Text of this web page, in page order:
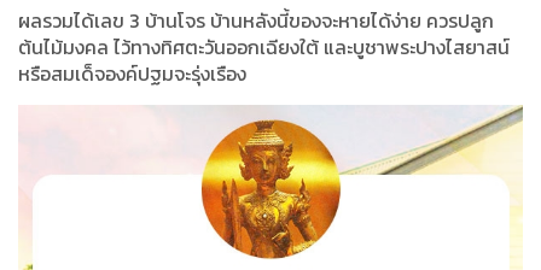
ผลรวมได้เลข 3 บ้านโจร บ้านหลังนี้ของจะหายได้ง่าย ควรปลูก
ต้นไม้มงคล ไว้ทางทิศตะวันออกเฉียงใต้ และบูชาพระปางไสยาสน์
หรือสมเด็จองค์ปฐมจะรุ่งเรือง